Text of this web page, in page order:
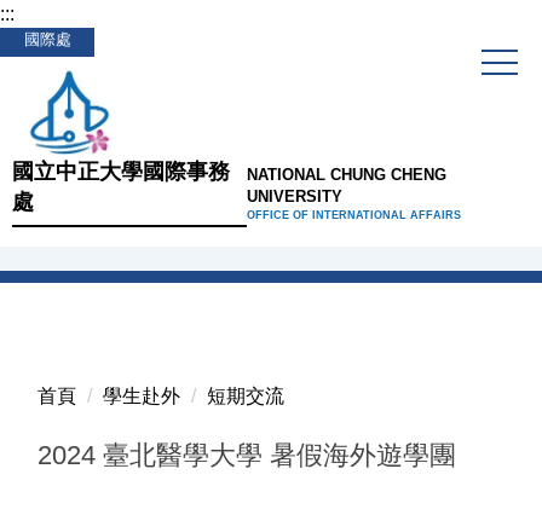
跳
到
內
容
區
:::
國際處
國立中正大學國際事務
處
NATIONAL CHUNG CHENG
UNIVERSITY
OFFICE OF INTERNATIONAL AFFAIRS
首頁 學生赴外 短期交流
2024 臺北醫學大學 暑假海外遊學團